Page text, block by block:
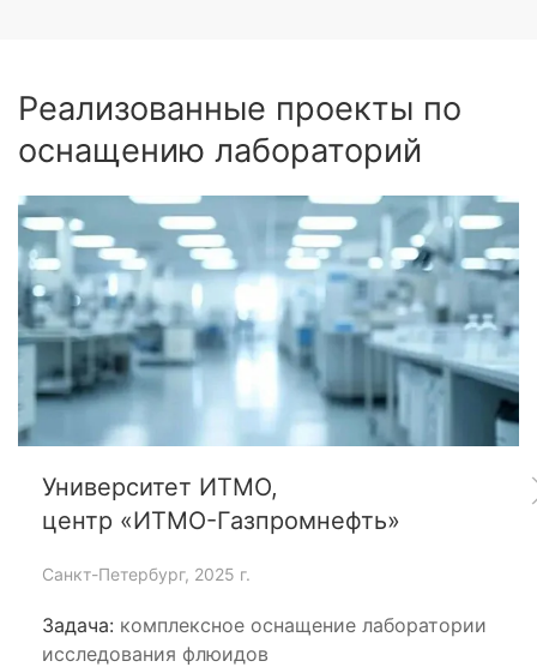
Реализованные проекты по
оснащению лабораторий
Университет ИТМО,
центр «ИТМО-Газпромнефть»
Санкт-Петербург, 2025 г.
Задача: комплексное оснащение лаборатории
исследования флюидов